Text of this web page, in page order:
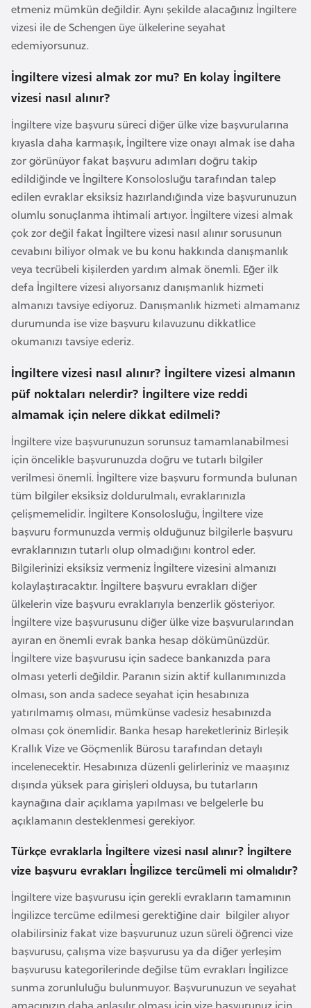
etmeniz mümkün değildir. Aynı şekilde alacağınız İngiltere
vizesi ile de Schengen üye ülkelerine seyahat
edemiyorsunuz.
İngiltere vizesi almak zor mu? En kolay İngiltere
vizesi nasıl alınır?
İngiltere vize başvuru süreci diğer ülke vize başvurularına
kıyasla daha karmaşık, İngiltere vize onayı almak ise daha
zor görünüyor fakat başvuru adımları doğru takip
edildiğinde ve İngiltere Konsolosluğu tarafından talep
edilen evraklar eksiksiz hazırlandığında vize başvurunuzun
olumlu sonuçlanma ihtimali artıyor. İngiltere vizesi almak
çok zor değil fakat İngiltere vizesi nasıl alınır sorusunun
cevabını biliyor olmak ve bu konu hakkında danışmanlık
veya tecrübeli kişilerden yardım almak önemli. Eğer ilk
defa İngiltere vizesi alıyorsanız danışmanlık hizmeti
almanızı tavsiye ediyoruz. Danışmanlık hizmeti almamanız
durumunda ise vize başvuru kılavuzunu dikkatlice
okumanızı tavsiye ederiz.
İngiltere vizesi nasıl alınır? İngiltere vizesi almanın
püf noktaları nelerdir? İngiltere vize reddi
almamak için nelere dikkat edilmeli?
İngiltere vize başvurunuzun sorunsuz tamamlanabilmesi
için öncelikle başvurunuzda doğru ve tutarlı bilgiler
verilmesi önemli. İngiltere vize başvuru formunda bulunan
tüm bilgiler eksiksiz doldurulmalı, evraklarınızla
çelişmemelidir. İngiltere Konsolosluğu, İngiltere vize
başvuru formunuzda vermiş olduğunuz bilgilerle başvuru
evraklarınızın tutarlı olup olmadığını kontrol eder.
Bilgilerinizi eksiksiz vermeniz İngiltere vizesini almanızı
kolaylaştıracaktır. İngiltere başvuru evrakları diğer
ülkelerin vize başvuru evraklarıyla benzerlik gösteriyor.
İngiltere vize başvurusunu diğer ülke vize başvurularından
ayıran en önemli evrak banka hesap dökümünüzdür.
İngiltere vize başvurusu için sadece bankanızda para
olması yeterli değildir. Paranın sizin aktif kullanımınızda
olması, son anda sadece seyahat için hesabınıza
yatırılmamış olması, mümkünse vadesiz hesabınızda
olması çok önemlidir. Banka hesap hareketleriniz Birleşik
Krallık Vize ve Göçmenlik Bürosu tarafından detaylı
incelenecektir. Hesabınıza düzenli gelirleriniz ve maaşınız
dışında yüksek para girişleri olduysa, bu tutarların
kaynağına dair açıklama yapılması ve belgelerle bu
açıklamanın desteklenmesi gerekiyor.
Türkçe evraklarla İngiltere vizesi nasıl alınır? İngiltere
vize başvuru evrakları İngilizce tercümeli mi olmalıdır?
İngiltere vize başvurusu için gerekli evrakların tamamının
İngilizce tercüme edilmesi gerektiğine dair bilgiler alıyor
olabilirsiniz fakat vize başvurunuz uzun süreli öğrenci vize
başvurusu, çalışma vize başvurusu ya da diğer yerleşim
başvurusu kategorilerinde değilse tüm evrakları İngilizce
sunma zorunluluğu bulunmuyor. Başvurunuzun ve seyahat
B
a
h
e
y
n
B
a
n
g
l
a
d
e
ş
B
l
a
r
u
s
B
e
l
ç
i
k
a
B
e
n
i
n
s
n
H
e
s
e
k
B
u